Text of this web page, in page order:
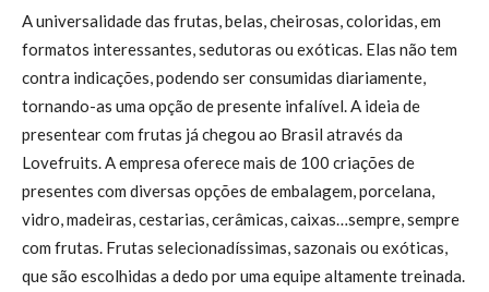
A universalidade das frutas, belas, cheirosas, coloridas, em
formatos interessantes, sedutoras ou exóticas. Elas não tem
contra indicações, podendo ser consumidas diariamente,
tornando-as uma opção de presente infalível. A ideia de
presentear com frutas já chegou ao Brasil através da
Lovefruits. A empresa oferece mais de 100 criações de
presentes com diversas opções de embalagem, porcelana,
vidro, madeiras, cestarias, cerâmicas, caixas…sempre, sempre
com frutas. Frutas selecionadíssimas, sazonais ou exóticas,
que são escolhidas a dedo por uma equipe altamente treinada.